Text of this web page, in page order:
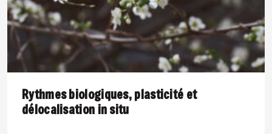
Rythmes biologiques, plasticité et
délocalisation in situ